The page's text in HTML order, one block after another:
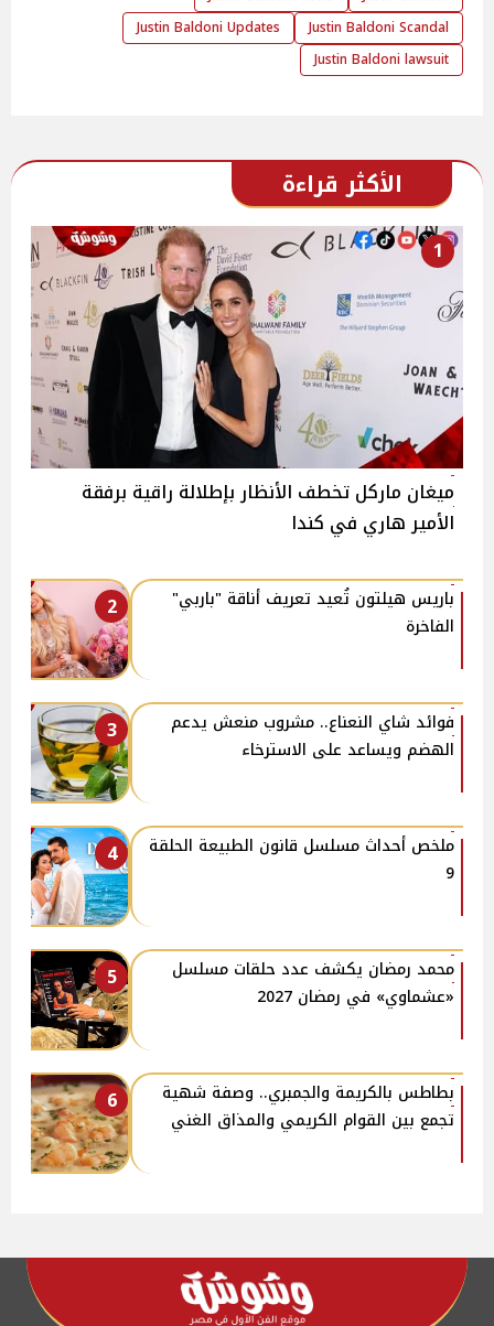
Justin Baldoni Scandal
Justin Baldoni Updates
Justin Baldoni lawsuit
الأكثر قراءة
1
ميغان ماركل تخطف الأنظار بإطلالة راقية برفقة
الأمير هاري في كندا
2
باريس هيلتون تُعيد تعريف أناقة "باربي"
الفاخرة
3
فوائد شاي النعناع.. مشروب منعش يدعم
الهضم ويساعد على الاسترخاء
4
ملخص أحداث مسلسل قانون الطبيعة الحلقة
9
5
محمد رمضان يكشف عدد حلقات مسلسل
«عشماوي» في رمضان 2027
6
بطاطس بالكريمة والجمبري.. وصفة شهية
تجمع بين القوام الكريمي والمذاق الغني